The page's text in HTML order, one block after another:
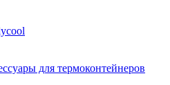
для термоконтейнеров